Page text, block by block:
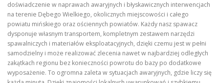
doświadczenie w naprawach awaryjnych i błyskawicznych interwencjach
na terenie Dębego Wielkiego, okolicznych miejscowości i całego
powiatu mińskiego oraz ościennych powiatów. Każdy nasz spawacz
dysponuje własnym transportem, kompletnym zestawem narzędzi
spawalniczych i materiałów eksploatacyjnych, dzięki czemu jest w pełni
samodzielny i może realizować zlecenia nawet w najbardziej odległych
zakątkach regionu bez konieczności powrotu do bazy po dodatkowe
wyposażenie. To ogromna zaleta w sytuacjach awaryjnych, gdzie liczy się